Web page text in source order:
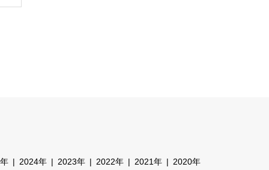
2024年 2023年 2022年 2021年 2020年